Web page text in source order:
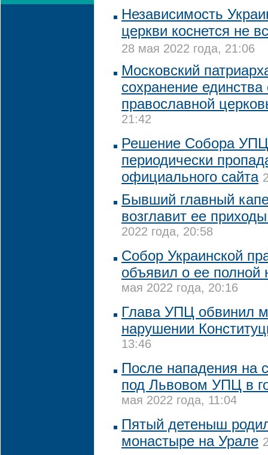
Независимость
церкви коснется не
28 мая 2022 года, 21:06
Московский
сохранение единства
православной
21:42
Решение Собора УПЦ
периодически
официального сайта
Бывший главный
возглавит ее
2022 года, 20:58
Собор Украинской
объявил о ее полной
мая 2022 года, 20:16
Глава УПЦ обвинил
нарушении
13:46
После нападения на
под Львовом УПЦ в
мая 2022 года, 11:04
Пятый детеныш
монастыре на Урале